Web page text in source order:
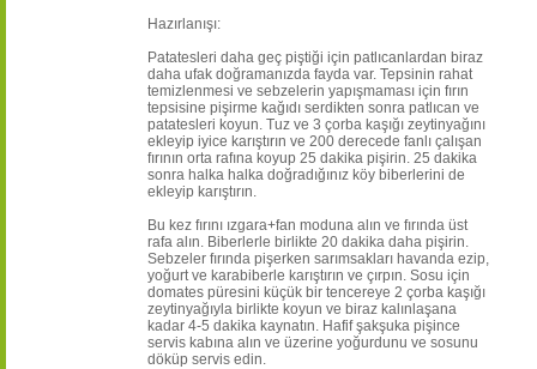
Hazırlanışı:
Patatesleri daha geç piştiği için patlıcanlardan biraz
daha ufak doğramanızda fayda var. Tepsinin rahat
temizlenmesi ve sebzelerin yapışmaması için fırın
tepsisine pişirme kağıdı serdikten sonra patlıcan ve
patatesleri koyun. Tuz ve 3 çorba kaşığı zeytinyağını
ekleyip iyice karıştırın ve 200 derecede fanlı çalışan
fırının orta rafına koyup 25 dakika pişirin. 25 dakika
sonra halka halka doğradığınız köy biberlerini de
ekleyip karıştırın.
Bu kez fırını ızgara+fan moduna alın ve fırında üst
rafa alın. Biberlerle birlikte 20 dakika daha pişirin.
Sebzeler fırında pişerken sarımsakları havanda ezip,
yoğurt ve karabiberle karıştırın ve çırpın. Sosu için
domates püresini küçük bir tencereye 2 çorba kaşığı
zeytinyağıyla birlikte koyun ve biraz kalınlaşana
kadar 4-5 dakika kaynatın. Hafif şakşuka pişince
servis kabına alın ve üzerine yoğurdunu ve sosunu
döküp servis edin.